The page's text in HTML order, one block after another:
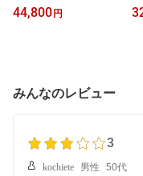
G6 AiO Core i5 10500T
m.2SSD256G HDD500G
44,800 円
6
みんなのレビュー
3
kochiete 男性 50代